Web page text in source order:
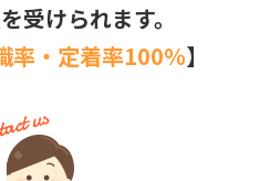
受けられます。
率・定着率100％】